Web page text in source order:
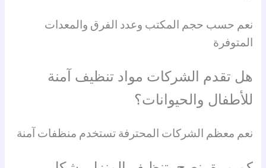
نعم حسب حجم المكتب وعدد الفرق والمعدات
المتوفرة
هل تقدم الشركات مواد تنظيف آمنة
للأطفال والحيوانات؟
نعم معظم الشركات المحترفة تستخدم منظفات آمنة